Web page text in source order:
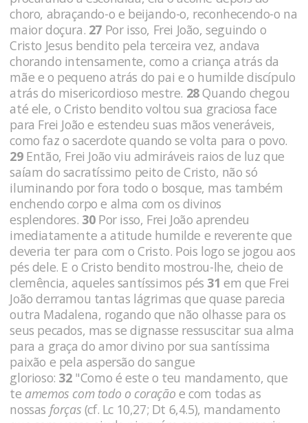
choro, abraçando-o e beijando-o, reconhecendo-o na
maior doçura. 27 Por isso, Frei João, seguindo o
Cristo Jesus ben­dito pela terceira vez, andava
chorando intensamente, como a criança atrás da
mãe e o pequeno atrás do pai e o humilde discí­pulo
atrás do misericordioso mestre. 28Quando chegou
até ele, o Cristo bendito voltou sua gra­ciosa face
para Frei João e estendeu suas mãos veneráveis,
como faz o sacerdote quando se volta para o povo.
29Então, Frei João viu admiráveis raios de luz que
saíam do sacratíssimo peito de Cristo, não só
iluminando por fora todo o bosque, mas também
enchendo corpo e alma com os divinos
esplendores. 30Por isso, Frei João aprendeu
imediatamente a atitude humilde e reverente que
deveria ter para com o Cristo. Pois logo se jogou aos
pés dele. E o Cristo bendito mostrou-lhe, cheio de
cle­mência, aqueles santíssimos pés 31 em que Frei
João derramou tan­tas lágrimas que quase parecia
outra Madalena, rogando que não olhasse para os
seus pecados, mas se dignasse ressuscitar sua alma
para a graça do amor divino por sua santíssima
paixão e pela aspersão do sangue
glorioso: 32"Como é este o teu manda­mento, que
te amemos com todo o coração e com todas as
nossas forças (cf. Lc 10,27; Dt 6,4.5), mandamento